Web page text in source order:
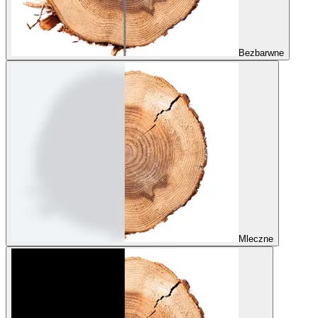
Bezbarwne
Mleczne